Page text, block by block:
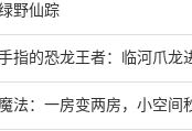
野仙踪
指的恐龙王者：临河爪龙
法：一房变两房，小空间